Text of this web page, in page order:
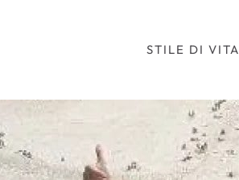
STILE DI VITA